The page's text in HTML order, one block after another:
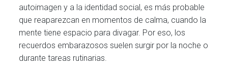
autoimagen y a la identidad social, es más probable
que reaparezcan en momentos de calma, cuando la
mente tiene espacio para divagar. Por eso, los
recuerdos embarazosos suelen surgir por la noche o
durante tareas rutinarias.